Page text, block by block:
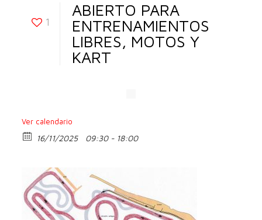
1
ABIERTO PARA
ENTRENAMIENTOS
LIBRES, MOTOS Y
KART
Ver calendario
16/11/2025 09:30 - 18:00